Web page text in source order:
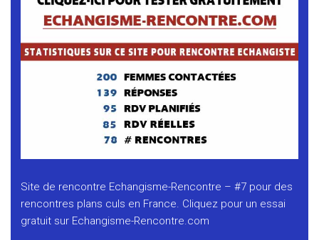
Site de rencontre Echangisme-Rencontre – #7 pour des
rencontres plans culs en France. Cliquez pour un essai
gratuit sur Echangisme-Rencontre.com